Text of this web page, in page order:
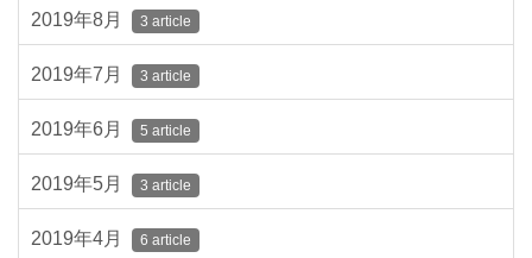
2019年8月 3 article
2019年7月 3 article
2019年6月 5 article
2019年5月 3 article
2019年4月 6 article